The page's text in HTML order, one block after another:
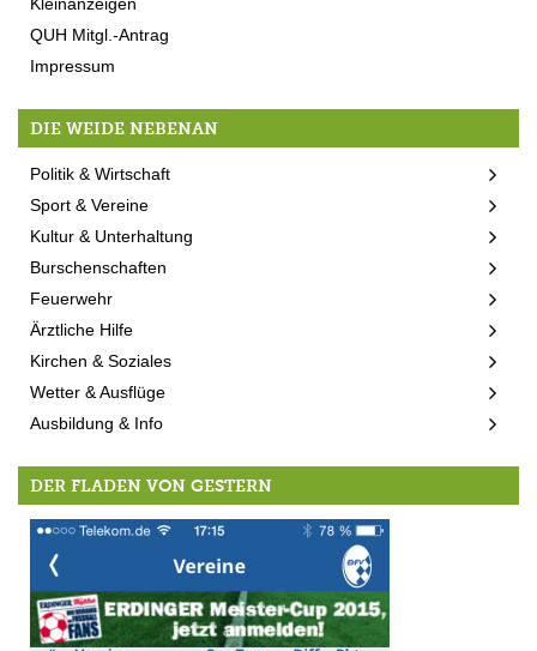
QUH Mitgl.-Antrag
Impressum
DIE WEIDE NEBENAN
Politik & Wirtschaft
Sport & Vereine
Kultur & Unterhaltung
Burschenschaften
Feuerwehr
Ärztliche Hilfe
Kirchen & Soziales
Wetter & Ausflüge
Ausbildung & Info
DER FLADEN VON GESTERN